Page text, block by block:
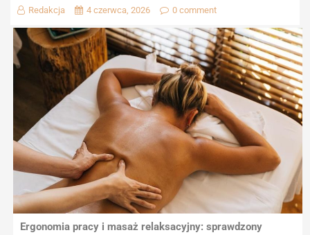
Redakcja 4 czerwca, 2026 0 comment
Ergonomia pracy i masaż relaksacyjny: sprawdzony